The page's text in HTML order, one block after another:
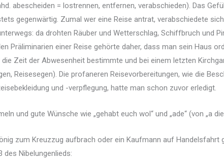
abescheiden = lostrennen, entfernen,verabschieden). Das
gegenwärtig. Zumal wer eine Reise antrat, verabschiedete
da drohten Räuber und Wetterschlag, Schiffbruch und
Präliminarien einer Reise gehörte daher, dass man sein Haus
Zeit der Abwesenheit bestimmte und bei einem letzten
Reisesegen). Die profaneren Reisevorbereitungen, wie die
und -verpflegung, hatte man schon zuvor erledigt.
und gute Wünsche wie „gehabt euch wol“ und „ade“ (von „a
zum Kreuzzug aufbrach oder ein Kaufmann auf Handelsfahrt
des Nibelungenlieds: